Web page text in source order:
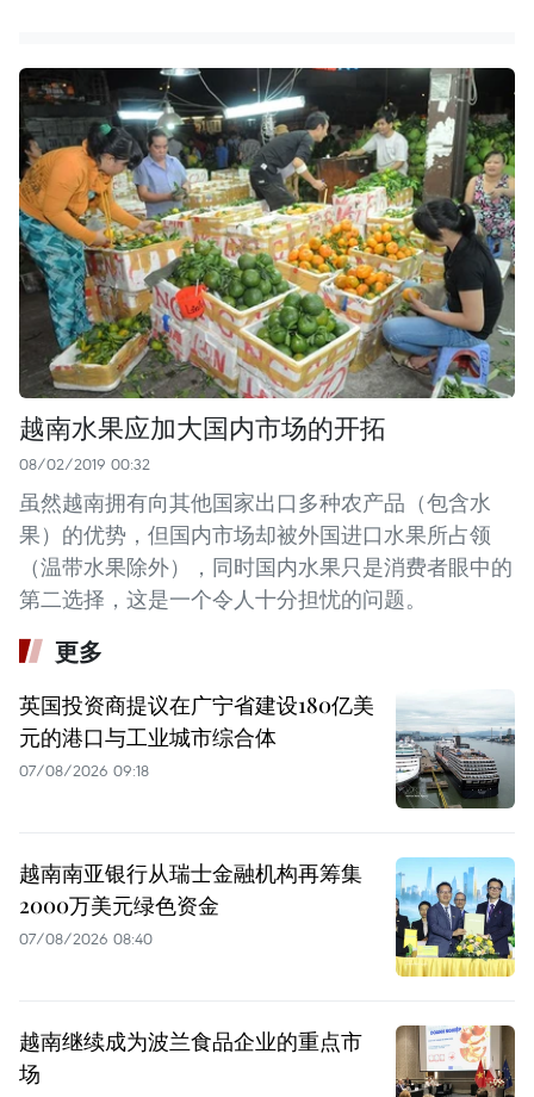
越南水果应加大国内市场的开拓
08/02/2019 00:32
虽然越南拥有向其他国家出口多种农产品（包含水
果）的优势，但国内市场却被外国进口水果所占领
（温带水果除外），同时国内水果只是消费者眼中的
第二选择，这是一个令人十分担忧的问题。
更多
英国投资商提议在广宁省建设180亿美
元的港口与工业城市综合体
07/08/2026 09:18
越南南亚银行从瑞士金融机构再筹集
2000万美元绿色资金
07/08/2026 08:40
越南继续成为波兰食品企业的重点市
场